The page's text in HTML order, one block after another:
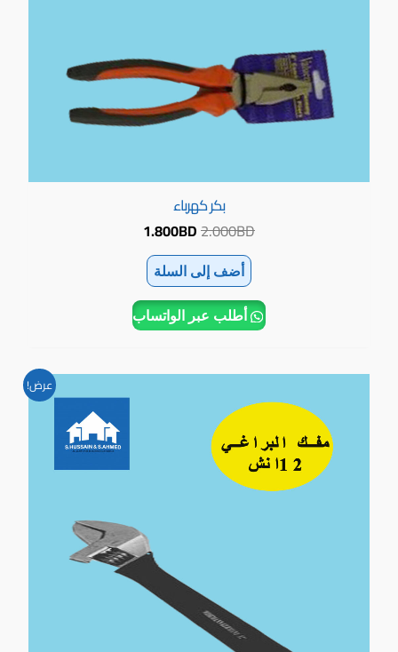
بكر كهرباء
2.000BD
1.800BD
أضف إلى السلة
أطلب عبر الواتساب
عرض! السعر السعر
الحالي
1.800BD.